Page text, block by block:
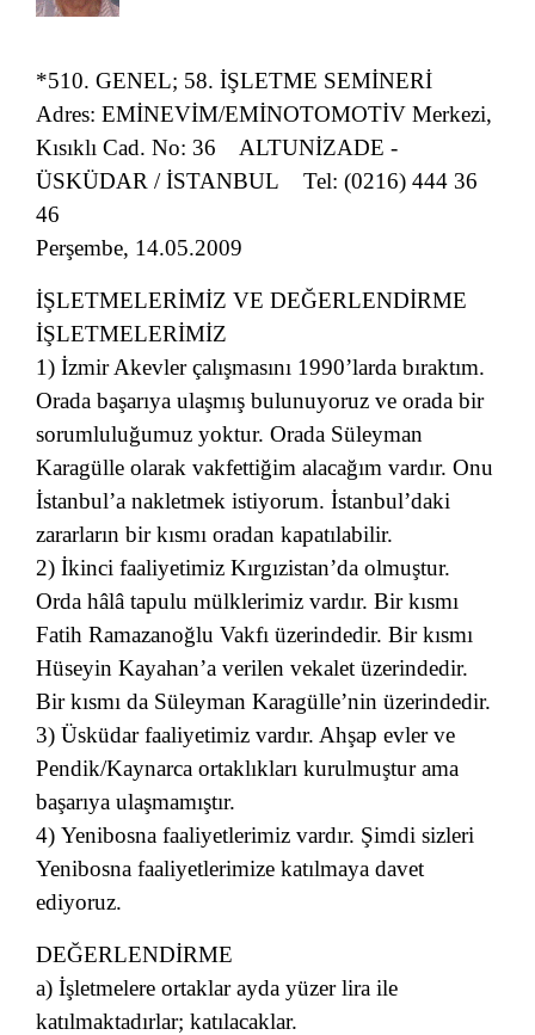
*510. GENEL; 58. İŞLETME SEMİNERİ
Adres: EMİNEVİM/EMİNOTOMOTİV Merkezi,
Kısıklı Cad. No: 36 ALTUNİZADE -
ÜSKÜDAR / İSTANBUL Tel: (0216) 444 36
46
Perşembe, 14.05.2009
İŞLETMELERİMİZ VE DEĞERLENDİRME
İŞLETMELERİMİZ
1) İzmir Akevler çalışmasını 1990’larda bıraktım.
Orada başarıya ulaşmış bulunuyoruz ve orada bir
sorumluluğumuz yoktur. Orada Süleyman
Karagülle olarak vakfettiğim alacağım vardır. Onu
İstanbul’a nakletmek istiyorum. İstanbul’daki
zararların bir kısmı oradan kapatılabilir.
2) İkinci faaliyetimiz Kırgızistan’da olmuştur.
Orda hâlâ tapulu mülklerimiz vardır. Bir kısmı
Fatih Ramazanoğlu Vakfı üzerindedir. Bir kısmı
Hüseyin Kayahan’a verilen vekalet üzerindedir.
Bir kısmı da Süleyman Karagülle’nin üzerindedir.
3) Üsküdar faaliyetimiz vardır. Ahşap evler ve
Pendik/Kaynarca ortaklıkları kurulmuştur ama
başarıya ulaşmamıştır.
4) Yenibosna faaliyetlerimiz vardır. Şimdi sizleri
Yenibosna faaliyetlerimize katılmaya davet
ediyoruz.
DEĞERLENDİRME
a) İşletmelere ortaklar ayda yüzer lira ile
katılmaktadırlar; katılacaklar.